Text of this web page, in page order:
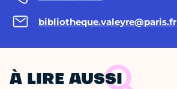
bibliotheque.valeyre@paris.fr
À LIRE AUSSI